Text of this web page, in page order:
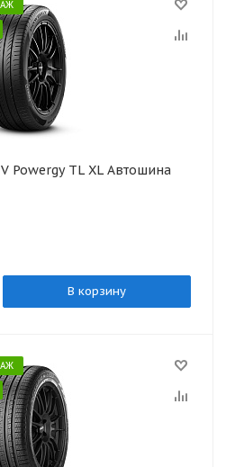
Powergy TL XL Автошина
В корзину